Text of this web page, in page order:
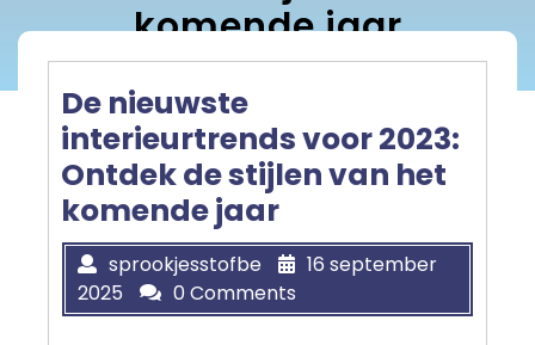
komende jaar
De nieuwste
interieurtrends voor 2023:
Ontdek de stijlen van het
komende jaar
sprookjesstofbe
16 september
2025
0 Comments